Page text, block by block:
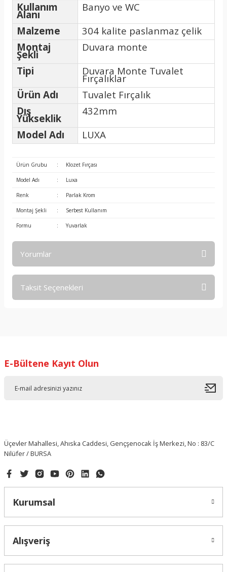
Kullanım
Alanı
Banyo ve WC
Malzeme
304 kalite paslanmaz çelik
Montaj
Şekli
Duvara monte
Tipi
Duvara Monte Tuvalet
Fırçalıklar
Ürün Adı
Tuvalet Fırçalık
Dış
Yükseklik
432mm
Model Adı
LUXA
Ürün Grubu : Klozet Fırçası
Model Adı : Luxa
Renk : Parlak Krom
Montaj Şekli : Serbest Kullanım
Formu : Yuvarlak
Yorumlar
Taksit Seçenekleri
E-Bültene Kayıt Olun
Üçevler Mahallesi, Ahıska Caddesi, Gençşenocak İş Merkezi, No : 83/C
Nilüfer / BURSA
Kurumsal
Alışveriş